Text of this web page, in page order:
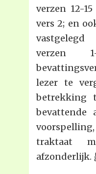
verzen 12-
vers 2; en
verzen
lezer te
betrekking
bevattende
traktaat
afzonderlijk.